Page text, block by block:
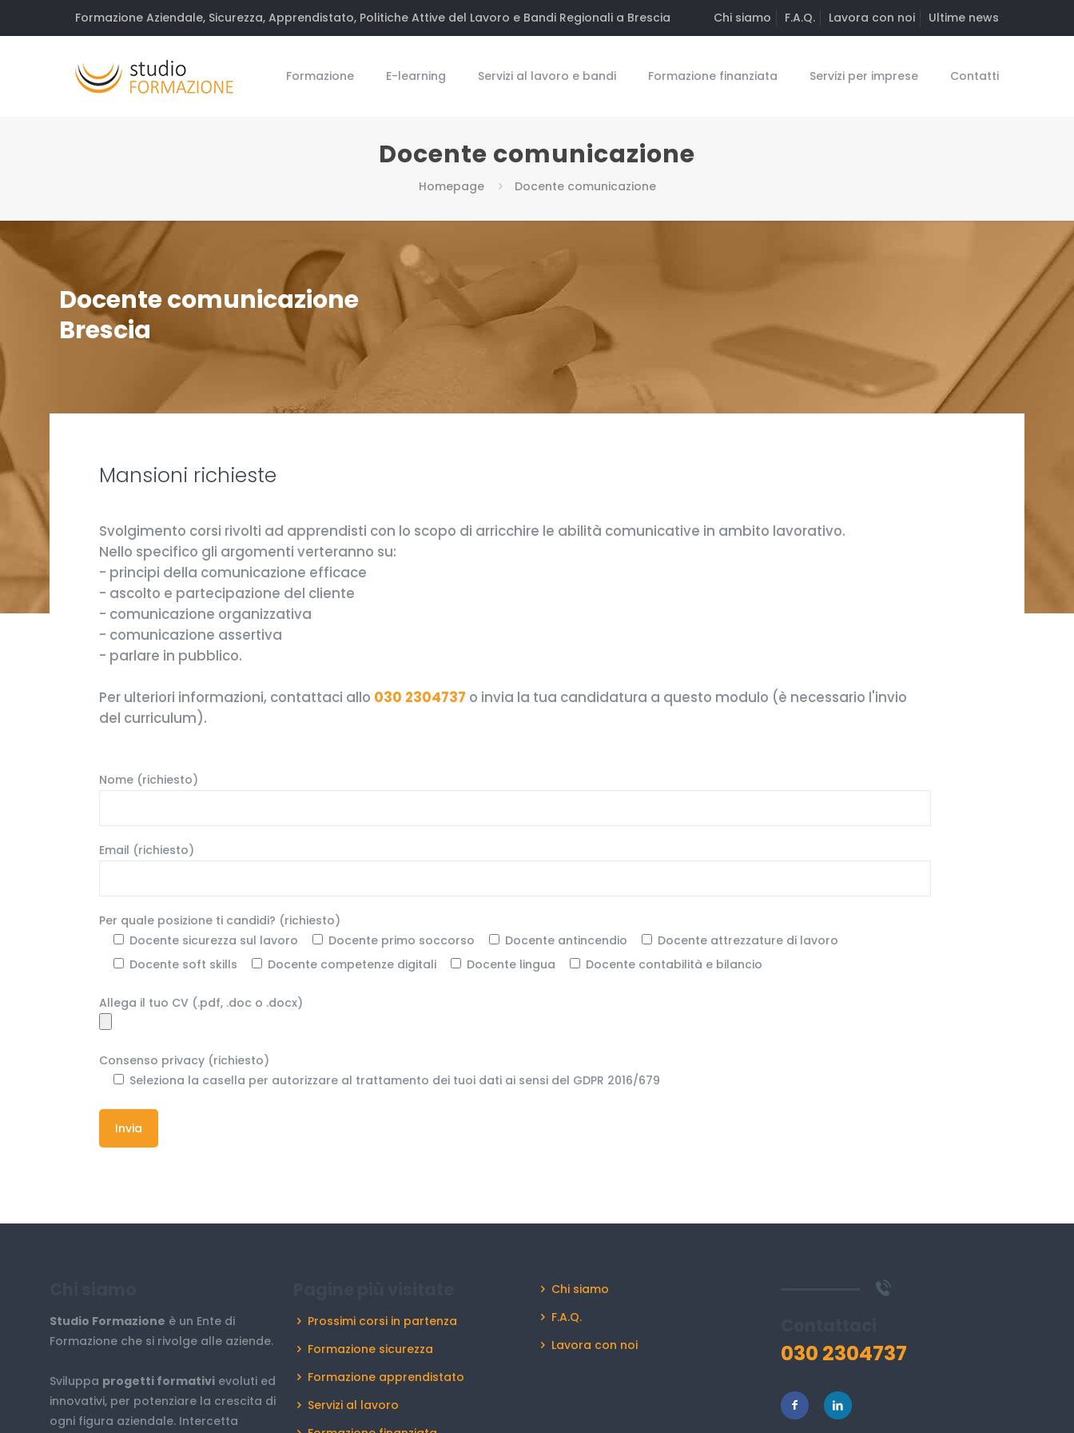
Formazione Aziendale, Sicurezza, Apprendistato, Politiche Attive del Lavoro e Bandi Regionali a Brescia Chi siamo F.A.Q. Lavora con noi Ultime news
Formazione E-learning Servizi al lavoro e bandi Formazione finanziata Servizi per imprese Contatti
Docente comunicazione
Homepage Docente comunicazione
Docente comunicazione
Brescia
Mansioni richieste
Svolgimento corsi rivolti ad apprendisti con lo scopo di arricchire le abilità comunicative in ambito lavorativo.
Nello specifico gli argomenti verteranno su:
- principi della comunicazione efficace
- ascolto e partecipazione del cliente
- comunicazione organizzativa
- comunicazione assertiva
- parlare in pubblico.
Per ulteriori informazioni, contattaci allo 030 2304737 o invia la tua candidatura a questo modulo (è necessario l'invio
del curriculum).
Nome (richiesto)
Email (richiesto)
Per quale posizione ti candidi? (richiesto)
Docente sicurezza sul lavoro
Docente primo soccorso Docente antincendio
Docente attrezzature di lavoro
Docente soft skills
Docente competenze digitali Docente lingua Docente contabilità e bilancio
Allega il tuo CV (.pdf, .doc o .docx)
Consenso privacy (richiesto)
Seleziona la casella per autorizzare al trattamento dei tuoi dati ai sensi del GDPR 2016/679
Studio Formazione è un Ente di
Formazione che si rivolge alle aziende.
Sviluppa progetti formativi evoluti ed
innovativi, per potenziare la crescita di
ogni figura aziendale. Intercetta
Prossimi corsi in partenza
Formazione sicurezza
Formazione apprendistato
Servizi al lavoro
Chi siamo
F.A.Q.
Lavora con noi
030 2304737